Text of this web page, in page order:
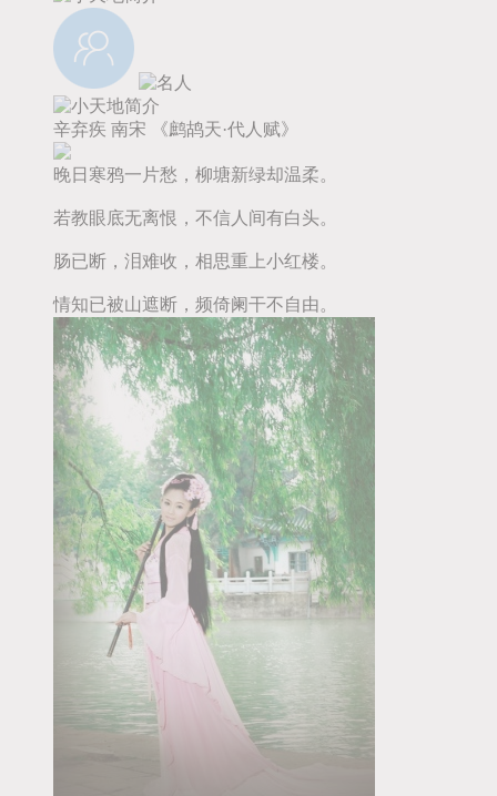
辛弃疾 南宋 《鹧鸪天·代人赋》
晚日寒鸦一片愁，柳塘新绿却温柔。
若教眼底无离恨，不信人间有白头。
肠已断，泪难收，相思重上小红楼。
情知已被山遮断，频倚阑干不自由。